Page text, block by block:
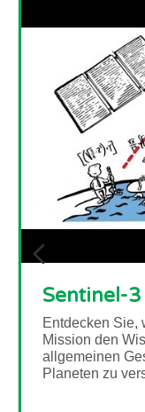
Sentinel-
Entdecken Sie,
Mission den
allgemeinen
Planeten zu